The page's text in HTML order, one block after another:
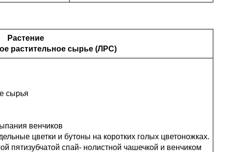
Растение
растительное сырье (ЛРС)
сырья
венчиков
цветки и бутоны на коротких голых цветоножках.
пятизубчатой спай- нолистной чашечкой и венчиком